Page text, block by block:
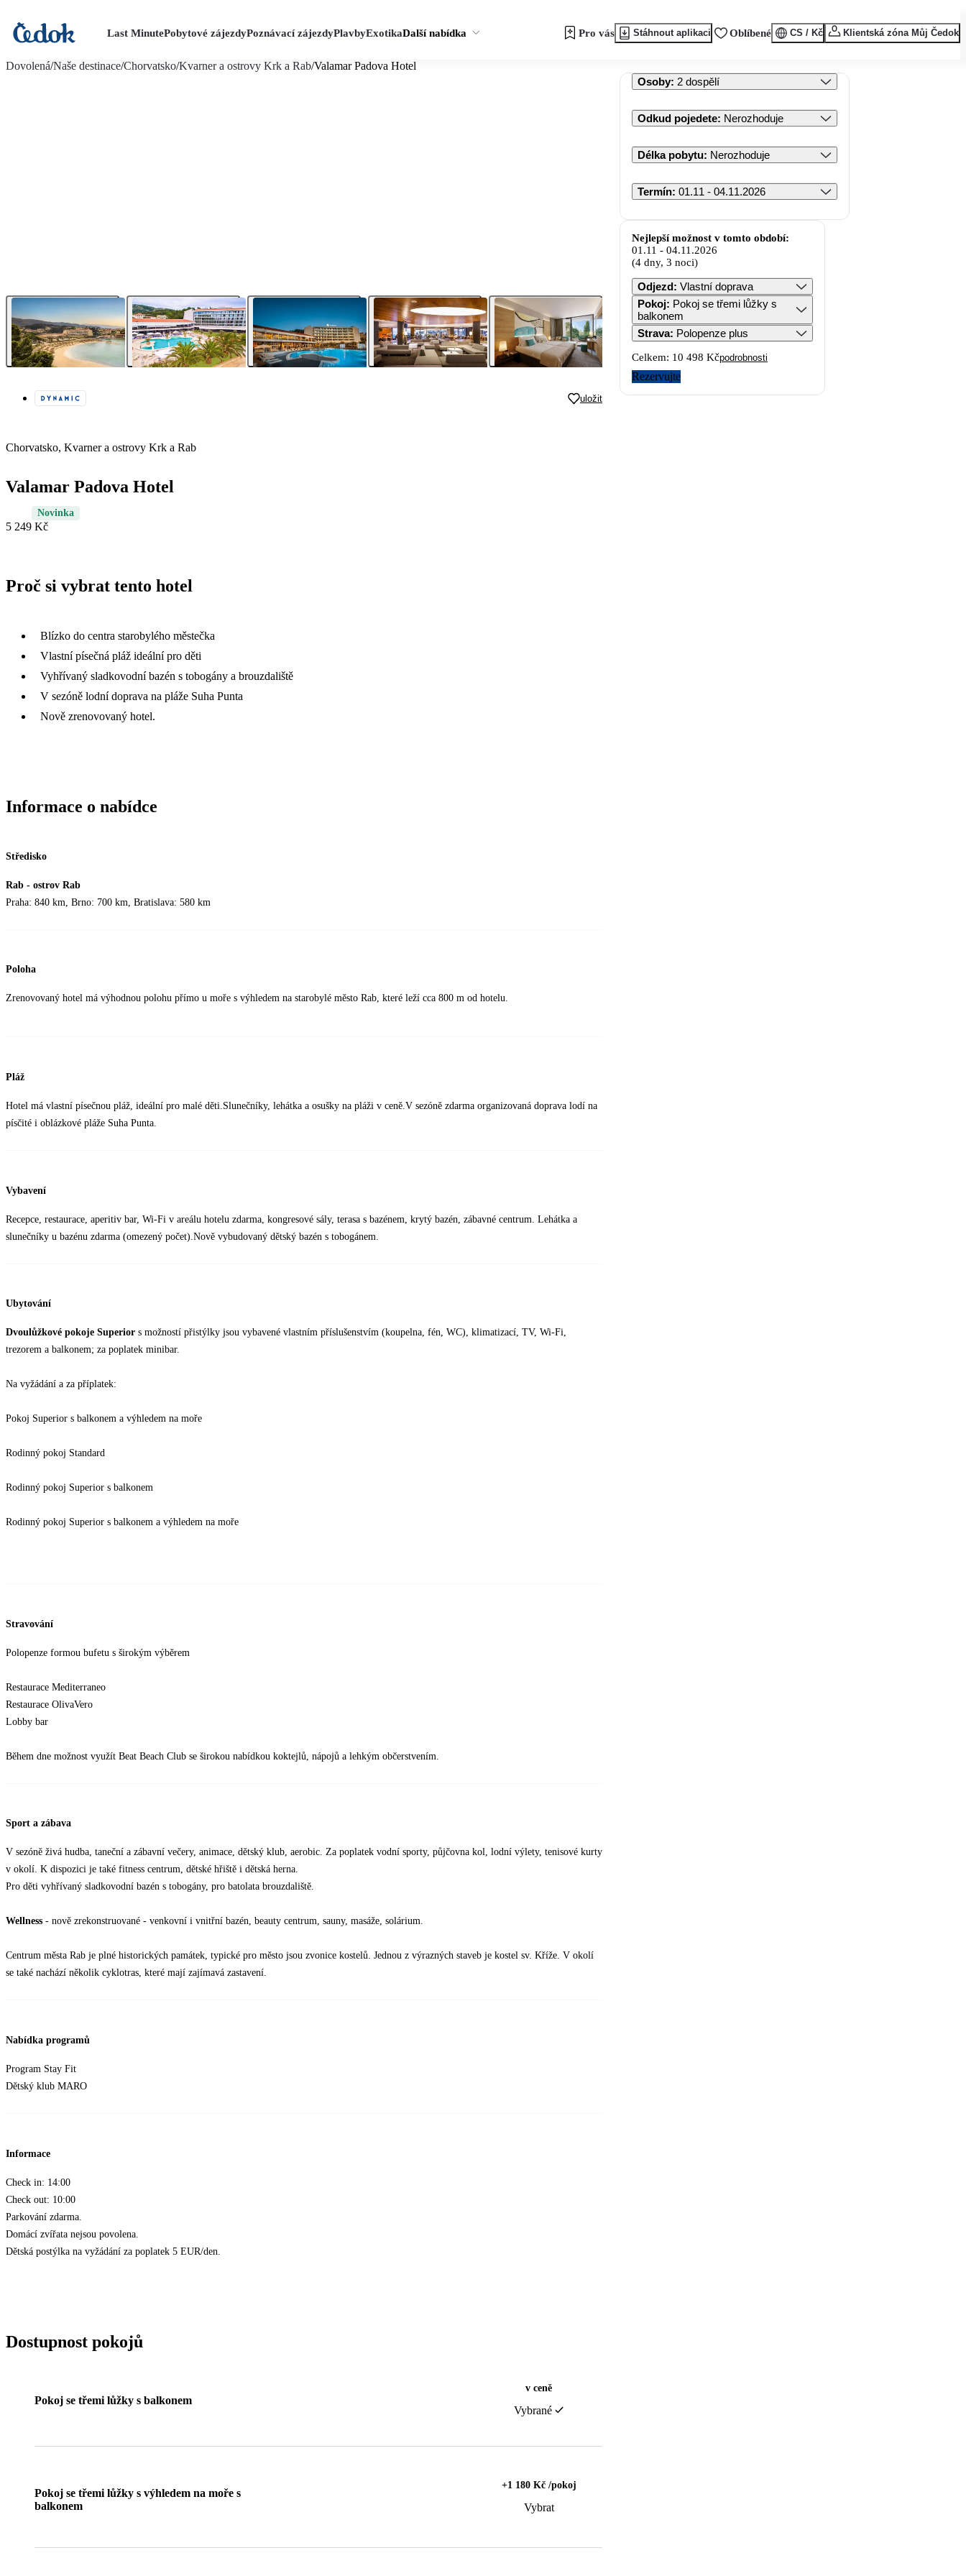
Last MinutePobytové zájezdyPoznávací zájezdyPlavbyExotikaDalší nabídka Pro vás Stáhnout aplikaci Oblíbené CS / Kč Klientská zóna Můj Čedok
Dovolená/Naše destinace/Chorvatsko/Kvarner a ostrovy Krk a Rab/Valamar Padova Hotel
uložit
Chorvatsko, Kvarner a ostrovy Krk a Rab
Valamar Padova Hotel
Novinka
5 249 Kč
Proč si vybrat tento hotel
Blízko do centra starobylého městečka
Vlastní písečná pláž ideální pro děti
Vyhřívaný sladkovodní bazén s tobogány a brouzdaliště
V sezóně lodní doprava na pláže Suha Punta
Nově zrenovovaný hotel.
Informace o nabídce
Středisko
Rab - ostrov Rab
Praha: 840 km, Brno: 700 km, Bratislava: 580 km
Poloha
Zrenovovaný hotel má výhodnou polohu přímo u moře s výhledem na starobylé město Rab, které leží cca 800 m od hotelu.
Pláž
Hotel má vlastní písečnou pláž, ideální pro malé děti.Slunečníky, lehátka a osušky na pláži v ceně.V sezóně zdarma organizovaná doprava lodí na
písčité i oblázkové pláže Suha Punta.
Vybavení
Recepce, restaurace, aperitiv bar, Wi-Fi v areálu hotelu zdarma, kongresové sály, terasa s bazénem, krytý bazén, zábavné centrum. Lehátka a
slunečníky u bazénu zdarma (omezený počet).Nově vybudovaný dětský bazén s tobogánem.
Ubytování
Dvoulůžkové pokoje Superior s možností přistýlky jsou vybavené vlastním příslušenstvím (koupelna, fén, WC), klimatizací, TV, Wi-Fi,
trezorem a balkonem; za poplatek minibar.
Na vyžádání a za příplatek:
Pokoj Superior s balkonem a výhledem na moře
Rodinný pokoj Standard
Rodinný pokoj Superior s balkonem
Rodinný pokoj Superior s balkonem a výhledem na moře
Stravování
Polopenze formou bufetu s širokým výběrem
Restaurace Mediterraneo
Restaurace OlivaVero
Lobby bar
Během dne možnost využít Beat Beach Club se širokou nabídkou koktejlů, nápojů a lehkým občerstvením.
Sport a zábava
V sezóně živá hudba, taneční a zábavní večery, animace, dětský klub, aerobic. Za poplatek vodní sporty, půjčovna kol, lodní výlety, tenisové kurty
v okolí. K dispozici je také fitness centrum, dětské hřiště i dětská herna.
Pro děti vyhřívaný sladkovodní bazén s tobogány, pro batolata brouzdaliště.
Wellness - nově zrekonstruované - venkovní i vnitřní bazén, beauty centrum, sauny, masáže, solárium.
Centrum města Rab je plné historických památek, typické pro město jsou zvonice kostelů. Jednou z výrazných staveb je kostel sv. Kříže. V okolí
se také nachází několik cyklotras, které mají zajímavá zastavení.
Nabídka programů
Program Stay Fit
Dětský klub MARO
Informace
Check in: 14:00
Check out: 10:00
Parkování zdarma.
Domácí zvířata nejsou povolena.
Dětská postýlka na vyžádání za poplatek 5 EUR/den.
Dostupnost pokojů
Pokoj se třemi lůžky s balkonem
v ceně
Vybrané
Pokoj se třemi lůžky s výhledem na moře s
balkonem
+1 180 Kč /pokoj
Vybrat
Osoby: 2 dospělí
Odkud pojedete: Nerozhoduje
Délka pobytu: Nerozhoduje
Termín: 01.11 - 04.11.2026
Nejlepší možnost v tomto období:
01.11 - 04.11.2026
(4 dny, 3 noci)
Odjezd: Vlastní doprava
Pokoj: Pokoj se třemi lůžky s
balkonem
Strava: Polopenze plus
Celkem: 10 498 Kčpodrobnosti
Rezervujte